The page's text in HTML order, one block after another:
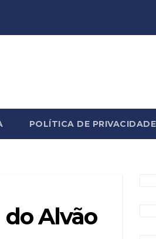
POLÍTICA DE PRIVACIDADE
Alvão